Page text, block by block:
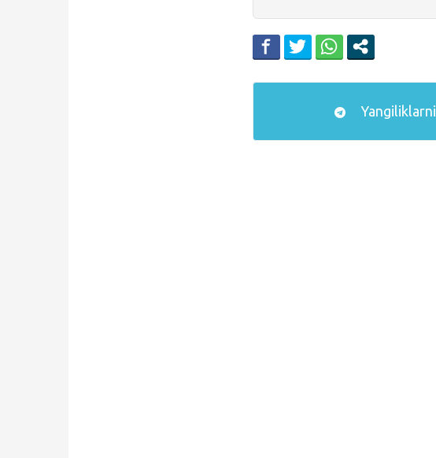
Yangiliklarni